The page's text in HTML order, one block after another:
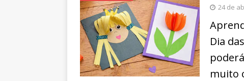
24 de
Dia
muito